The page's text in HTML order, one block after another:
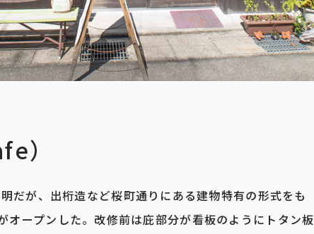
）
だが、出桁造など桜町通りにある建物特有の形式をも
ープンした。改修前は庇部分が看板のようにトタン板